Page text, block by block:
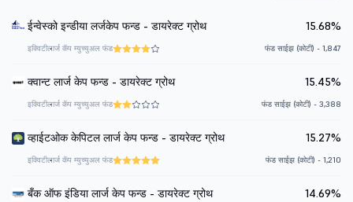
ईन्वेस्को इन्डीया लर्जकेप फन्ड - डायरेक्ट ग्रोथ 15.68%
इक्विटीलार्ज कॅप म्युच्युअल फंड फंड साईझ (कोटी) - 1,847
क्वान्ट लार्ज केप फन्ड - डायरेक्ट ग्रोथ 15.45%
इक्विटीलार्ज कॅप म्युच्युअल फंड फंड साईझ (कोटी) - 3,388
व्हाईटओक केपिटल लार्ज केप फन्ड - डायरेक्ट ग्रोथ 15.27%
इक्विटीलार्ज कॅप म्युच्युअल फंड फंड साईझ (कोटी) - 1,210
बँक ऑफ इंडिया लार्ज केप फन्ड - डायरेक्ट ग्रोथ 14.69%